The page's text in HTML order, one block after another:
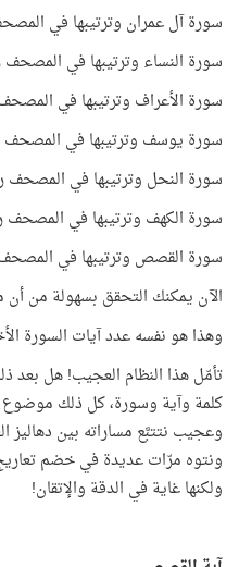
سورة آل عمران وترتيبها في
سورة النساء وترتيبها في المصحف
سورة الأعراف وترتيبها في المصحف
سورة يوسف وترتيبها في المصحف
سورة النحل وترتيبها في المصحف
سورة الكهف وترتيبها في المصحف
سورة القصص وترتيبها في المصحف
الآن يمكنك التحقق بسهولة من أن
وهذا هو نفسه عدد آيات السورة
تأمّل هذا النظام العجيب! هل
كلمة وآية وسورة، كل ذلك
وعجيب نتتبَّع مساراته بين دهاليز
ونتوه مرّات عديدة في خضم
ولكنها غاية في الدقة والإتقان!